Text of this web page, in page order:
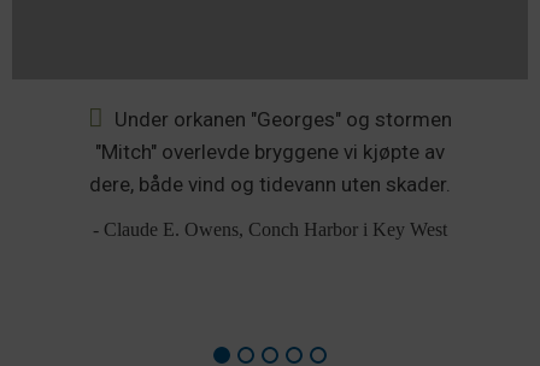
Under orkanen "Georges" og stormen
"Mitch" overlevde bryggene vi kjøpte av
dere, både vind og tidevann uten skader.
- Claude E. Owens, Conch Harbor i Key West